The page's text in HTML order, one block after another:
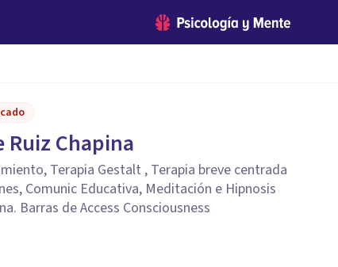
Ruiz Chapina
Terapia Gestalt , Terapia breve centrada
Comunic Educativa, Meditación e Hipnosis
Barras de Access Consciousness